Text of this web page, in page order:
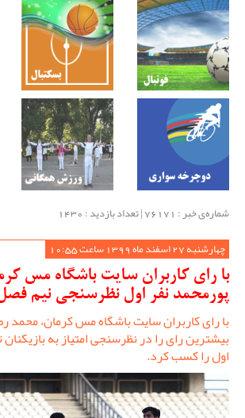
شماره‌ی خبر : ‌76171 | تعداد بازدید : 1430
چهارشنبه 27 اسفند ماه 1399 ساعت 10:55
با رای کاربران سایت باشگاه مس
پورمحمد نفر اول نظرسنجی نیم
با رای کاربران سایت باشگاه مس کرمان، محمد
بیشترین رای را در نظرسنجی امتیاز به
اول را کسب کرد.